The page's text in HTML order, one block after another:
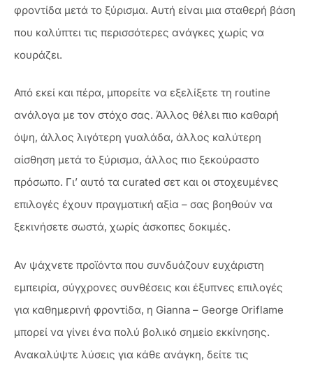
φροντίδα μετά το ξύρισμα. Αυτή είναι μια σταθερή βάση
που καλύπτει τις περισσότερες ανάγκες χωρίς να
κουράζει.
Από εκεί και πέρα, μπορείτε να εξελίξετε τη routine
ανάλογα με τον στόχο σας. Άλλος θέλει πιο καθαρή
όψη, άλλος λιγότερη γυαλάδα, άλλος καλύτερη
αίσθηση μετά το ξύρισμα, άλλος πιο ξεκούραστο
πρόσωπο. Γι’ αυτό τα curated σετ και οι στοχευμένες
επιλογές έχουν πραγματική αξία – σας βοηθούν να
ξεκινήσετε σωστά, χωρίς άσκοπες δοκιμές.
Αν ψάχνετε προϊόντα που συνδυάζουν ευχάριστη
εμπειρία, σύγχρονες συνθέσεις και έξυπνες επιλογές
για καθημερινή φροντίδα, η Gianna – George Oriflame
μπορεί να γίνει ένα πολύ βολικό σημείο εκκίνησης.
Ανακαλύψτε λύσεις για κάθε ανάγκη, δείτε τις